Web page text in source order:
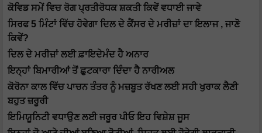
ਕੋਵਿਡ ਸਮੇਂ ਵਿਚ ਰੋਗ ਪ੍ਰਤੀਰੋਧਕ ਸ਼ਕਤੀ ਕਿਵੇਂ ਵਧਾਈ ਜਾਵੇ
ਸਿਰਫ 5 ਮਿੰਟਾਂ ਵਿੱਚ ਹੋਵੇਗਾ ਦਿਲ ਦੇ ਕੈਂਸਰ ਦੇ ਮਰੀਜ਼ਾਂ ਦਾ ਇਲਾਜ , ਜਾਣੋ
ਕਿਵੇਂ?
ਦਿਲ ਦੇ ਮਰੀਜ਼ਾਂ ਲਈ ਫ਼ਾਇਦੇਮੰਦ ਹੈ ਅਨਾਰ
ਇਨ੍ਹਾਂ ਬਿਮਾਰੀਆਂ ਤੋਂ ਛੁਟਕਾਰਾ ਦਿੰਦਾ ਹੈ ਨਾਰੀਅਲ
ਕੋਰੋਨਾ ਕਾਲ ਵਿੱਚ ਪਾਚਨ ਤੰਤਰ ਨੂੰ ਮਜ਼ਬੂਤ ਰੱਖਣ ਲਈ ਸਹੀ ਖੁਰਾਕ ਲੈਣੀ
ਬਹੁਤ ਜ਼ਰੂਰੀ
ਇਮਿਯੂਨਿਟੀ ਵਧਾਉਣ ਲਈ ਜਰੂਰ ਪੀਓ ਇਹ ਵਿਸ਼ੇਸ਼ ਜੂਸ